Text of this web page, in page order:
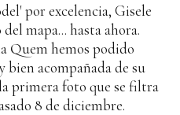
por excelencia, Gisele
mapa... hasta ahora.
Quem hemos podido
bien acompañada de su
primera foto que se filtra
8 de diciembre.